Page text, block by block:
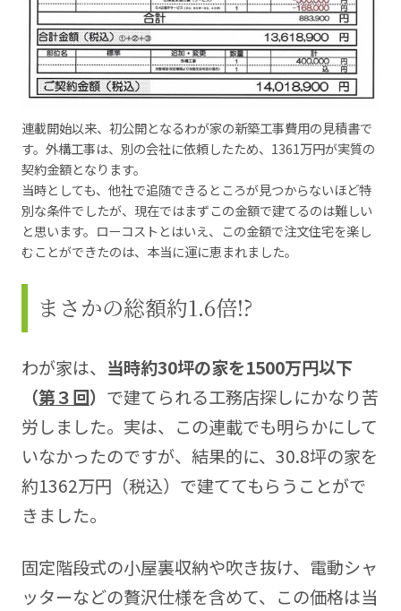
連載開始以来、初公開となるわが家の新築工事費用の見積書で
す。外構工事は、別の会社に依頼したため、1361万円が実質の
契約金額となります。
当時としても、他社で追随できるところが見つからないほど特
別な条件でしたが、現在ではまずこの金額で建てるのは難しい
と思います。ローコストとはいえ、この金額で注文住宅を楽し
むことができたのは、本当に運に恵まれました。
まさかの総額約1.6倍!?
わが家は、 当時約30坪の家を1500万円以下
（第３回） で建てられる工務店探しにかなり苦
労しました。実は、この連載でも明らかにして
いなかったのですが、結果的に、30.8坪の家を
約1362万円（税込）で建ててもらうことがで
きました。
固定階段式の小屋裏収納や吹き抜け、電動シャ
ッターなどの贅沢仕様を含めて、この価格は当